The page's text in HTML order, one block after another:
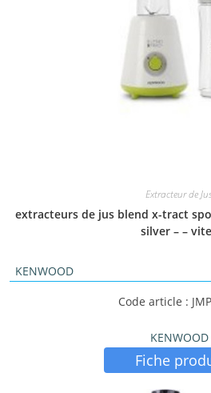
Extracteur de
extracteurs de jus blend x-tract
silver – –
KENWOOD
Code article :
KENWOOD
Fiche